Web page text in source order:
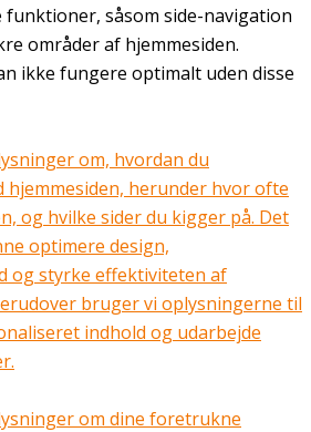
såsom side-navigation
områder af hjemmesiden.
ikke fungere optimalt uden disse
om, hvordan du
hjemmesiden, herunder hvor ofte
og hvilke sider du kigger på. Det
optimere design,
og styrke effektiviteten af
bruger vi oplysningerne til
indhold og udarbejde
om dine foretrukne